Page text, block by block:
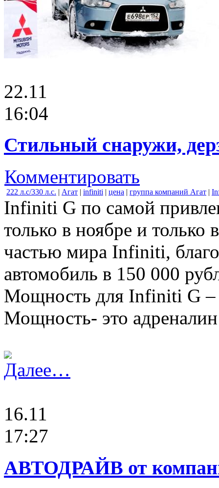
22.11
16:04
Стильный снаружи,
Комментировать
222 л.с/330 л.с. | Агат | infiniti | цена | группа компаний Агат |
Infiniti G по самой
только в ноябре и
частью мира Infiniti,
автомобиль в 150 000
Мощность для Infiniti G –
Мощность- это
Далее…
16.11
17:27
АВТОДРАЙВ от